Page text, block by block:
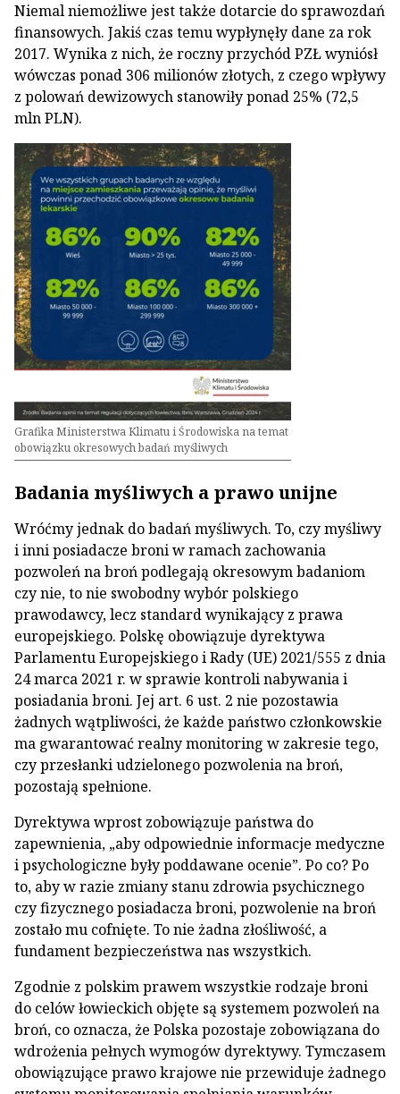
Niemal niemożliwe jest także dotarcie do sprawozdań
finansowych. Jakiś czas temu wypłynęły dane za rok
2017. Wynika z nich, że roczny przychód PZŁ wyniósł
wówczas ponad 306 milionów złotych, z czego wpływy
z polowań dewizowych stanowiły ponad 25% (72,5
mln PLN).
Grafika Ministerstwa Klimatu i Środowiska na temat
obowiązku okresowych badań myśliwych
Badania myśliwych a prawo unijne
Wróćmy jednak do badań myśliwych. To, czy myśliwy
i inni posiadacze broni w ramach zachowania
pozwoleń na broń podlegają okresowym badaniom
czy nie, to nie swobodny wybór polskiego
prawodawcy, lecz standard wynikający z prawa
europejskiego. Polskę obowiązuje dyrektywa
Parlamentu Europejskiego i Rady (UE) 2021/555 z dnia
24 marca 2021 r. w sprawie kontroli nabywania i
posiadania broni. Jej art. 6 ust. 2 nie pozostawia
żadnych wątpliwości, że każde państwo członkowskie
ma gwarantować realny monitoring w zakresie tego,
czy przesłanki udzielonego pozwolenia na broń,
pozostają spełnione.
Dyrektywa wprost zobowiązuje państwa do
zapewnienia, „aby odpowiednie informacje medyczne
i psychologiczne były poddawane ocenie”. Po co? Po
to, aby w razie zmiany stanu zdrowia psychicznego
czy fizycznego posiadacza broni, pozwolenie na broń
zostało mu cofnięte. To nie żadna złośliwość, a
fundament bezpieczeństwa nas wszystkich.
Zgodnie z polskim prawem wszystkie rodzaje broni
do celów łowieckich objęte są systemem pozwoleń na
broń, co oznacza, że Polska pozostaje zobowiązana do
wdrożenia pełnych wymogów dyrektywy. Tymczasem
obowiązujące prawo krajowe nie przewiduje żadnego